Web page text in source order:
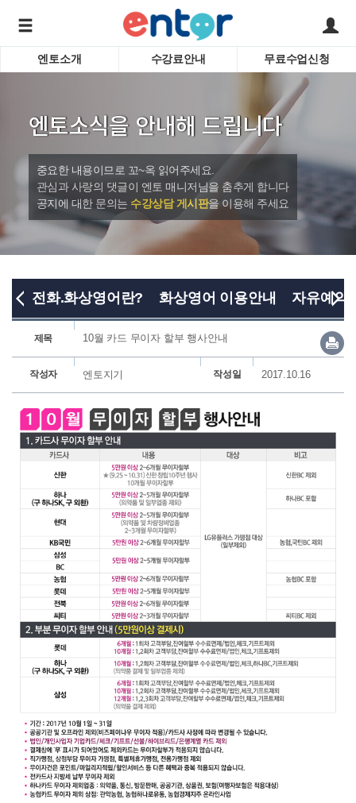
바로가기
서비스안내
강사소개
회사소개
어린이
시험영
수업교
엔토소개 수강료안내 무료수업신청
엔토소식을 안내해 드립니다
중요한 내용이므로 꼬~옥 읽어주세요.
관심과 사랑의 댓글이 엔토 매니저님을 춤추게 합니다
공지에 대한 문의는 수강상담 게시판을 이용해 주세요
전화.화상영어란? 화상영어 이용안내 자유예약
제목 10월 카드 무이자 할부 행사안내
작성자 엔토지기 작성일 2017.10.16